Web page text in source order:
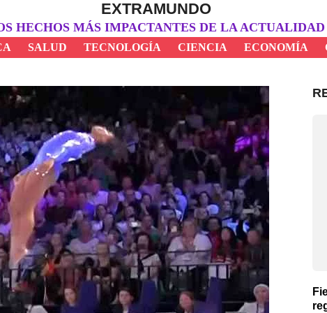
EXTRAMUNDO
HECHOS MÁS IMPACTANTES DE LA ACTUALIDAD
SALUD TECNOLOGÍA CIENCIA ECONOMÍA